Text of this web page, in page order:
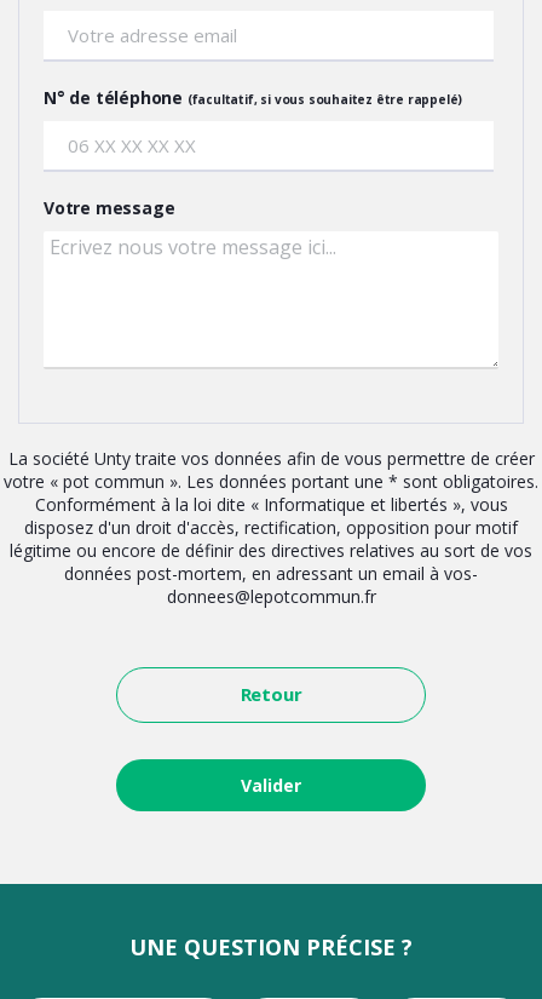
N° de téléphone (facultatif, si vous souhaitez être rappelé)
Votre message
La société Unty traite vos données afin de vous permettre de créer
votre « pot commun ». Les données portant une * sont obligatoires.
Conformément à la loi dite « Informatique et libertés », vous
disposez d'un droit d'accès, rectification, opposition pour motif
légitime ou encore de définir des directives relatives au sort de vos
données post-mortem, en adressant un email à vos-
donnees@lepotcommun.fr
Retour
UNE QUESTION PRÉCISE ?